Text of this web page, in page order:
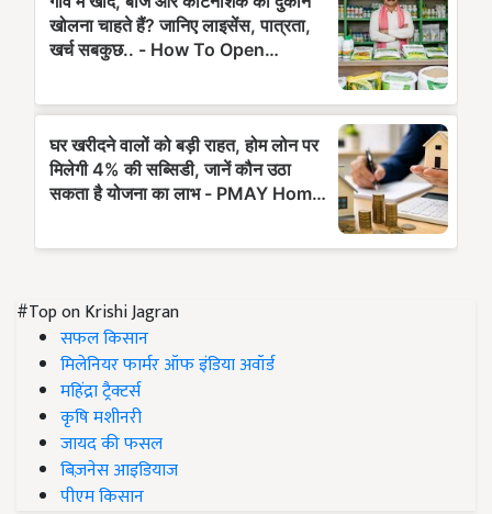
#Top on Krishi Jagran
सफल किसान
मिलेनियर फार्मर ऑफ इंडिया अवॉर्ड
महिंद्रा ट्रैक्टर्स
कृषि मशीनरी
जायद की फसल
बिज़नेस आइडियाज
पीएम किसान